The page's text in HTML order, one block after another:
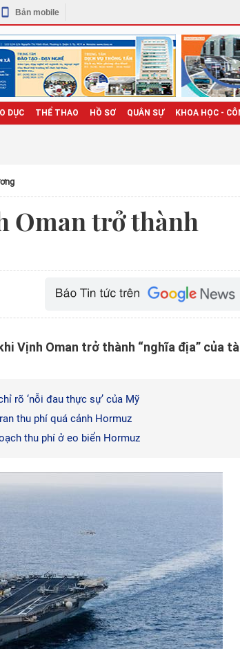
Bản mobile
DỤC THỂ THAO HỒ SƠ QUÂN SỰ KHOA HỌC -
Oman trở thành
Vịnh Oman trở thành “nghĩa địa” của
rõ ‘nỗi đau thực sự’ của Mỹ
thu phí quá cảnh Hormuz
thu phí ở eo biển Hormuz